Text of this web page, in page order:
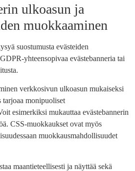
ulkoasun ja
muokkaaminen
suostumusta evästeiden
yhteensopivaa evästebanneria tai
verkkosivun ulkoasun mukaiseksi
monipuoliset
esimerkiksi mukauttaa evästebannerin
CSS-muokkaukset ovat myös
muokkausmahdollisuudet
maantieteellisesti ja näyttää sekä